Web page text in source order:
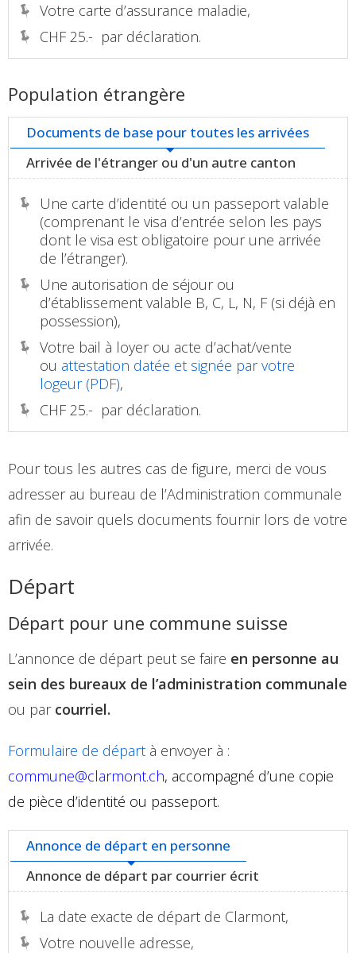
Votre carte d’assurance maladie,
CHF 25.- par déclaration.
Population étrangère
Documents de base pour toutes les arrivées
Arrivée de l'étranger ou d'un autre canton
Une carte d’identité ou un passeport valable
(comprenant le visa d’entrée selon les pays
dont le visa est obligatoire pour une arrivée
de l’étranger).
Une autorisation de séjour ou
d’établissement valable B, C, L, N, F (si déjà en
possession),
Votre bail à loyer ou acte d’achat/vente
ou attestation datée et signée par votre
logeur (PDF),
CHF 25.- par déclaration.
Pour tous les autres cas de figure, merci de vous
adresser au bureau de l’Administration communale
afin de savoir quels documents fournir lors de votre
arrivée.
Départ
Départ pour une commune suisse
L’annonce de départ peut se faire en personne au
sein des bureaux de l’administration communale
ou par courriel.
Formulaire de départ à envoyer à :
commune@clarmont.ch, accompagné d’une copie
de pièce d’identité ou passeport.
Annonce de départ en personne
Annonce de départ par courrier écrit
La date exacte de départ de Clarmont,
Votre nouvelle adresse,